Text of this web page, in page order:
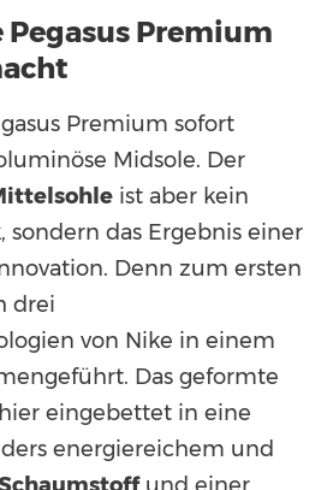
Pegasus Premium
Premium sofort
Midsole. Der
ist aber kein
sondern das Ergebnis einer
Denn zum ersten
drei
von Nike in einem
Das geformte
eingebettet in eine
energiereichem und